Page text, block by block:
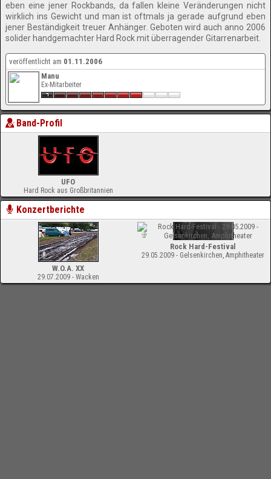
eben eine jener Rockbands, da fallen kleine Veränderungen nicht
wirklich ins Gewicht und man ist oftmals ja gerade aufgrund eben
jener Beständigkeit treuer Anhänger. Geboten wird auch anno 2006
solider handgemachter Hard Rock mit überragender Gitarrenarbeit.
veröffentlicht am 01.11.2006
Manu
Ex-Mitarbeiter
Band-Profil
UFO
Hard Rock aus Großbritannien
Konzertberichte
W.O.A. XX
29.07.2009 - Wacken
Rock Hard-Festival
29.05.2009 - Gelsenkirchen, Amphitheater